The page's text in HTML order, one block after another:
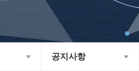
공지사항